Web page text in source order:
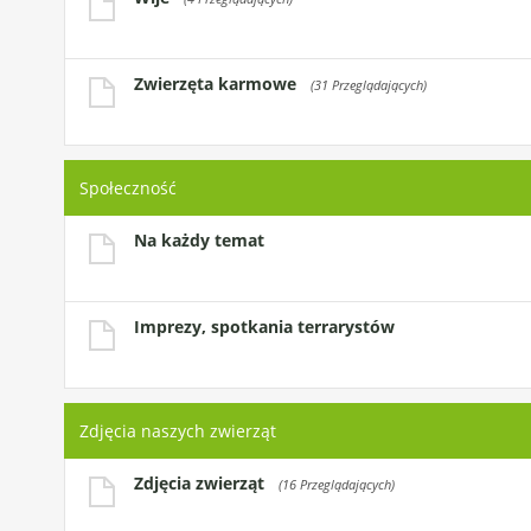
Zwierzęta karmowe (31 Przeglądających)
Społeczność
Na każdy temat
Imprezy, spotkania terrarystów
Zdjęcia naszych zwierząt
Zdjęcia zwierząt (16 Przeglądających)